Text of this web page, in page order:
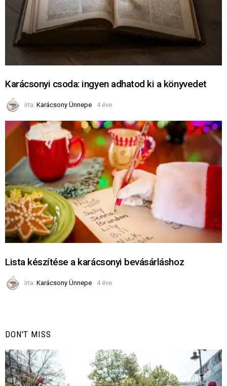
Karácsonyi csoda: ingyen adhatod ki a könyvedet
írta: Karácsony Ünnepe 4 éve
Lista készítése a karácsonyi bevásárláshoz
írta: Karácsony Ünnepe 4 éve
DON'T MISS